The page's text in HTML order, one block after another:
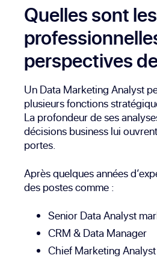
Quelles sont
perspectives
Un Data Marketing Analyst
plusieurs fonctions
La profondeur de ses
décisions business lui
portes.
Après quelques années
des postes comme :
Senior Data Analyst
CRM & Data Manager
Chief Marketing Analyst